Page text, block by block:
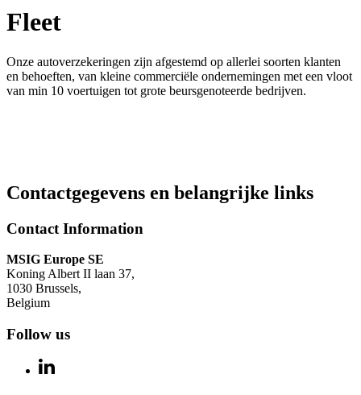
Fleet
Onze autoverzekeringen zijn afgestemd op allerlei soorten klanten
en behoeften, van kleine commerciële ondernemingen met een vloot
van min 10 voertuigen tot grote beursgenoteerde bedrijven.
Contactgegevens en belangrijke links
Contact Information
MSIG Europe SE
Koning Albert II laan 37,
1030 Brussels,
Belgium
Follow us